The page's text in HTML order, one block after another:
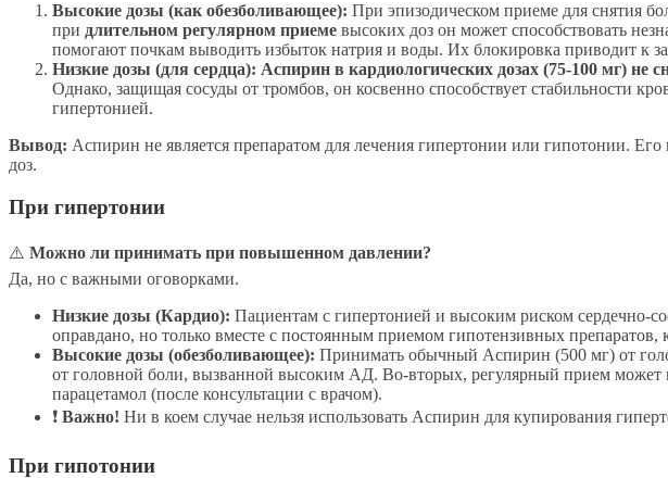
Высокие дозы (как обезболивающее): При эпизодическом приеме для снятия
при длительном регулярном приеме высоких доз он может способствовать
помогают почкам выводить избыток натрия и воды. Их блокировка приводит к
Низкие дозы (для сердца): Аспирин в кардиологических дозах (75-100 мг) не
Однако, защищая сосуды от тромбов, он косвенно способствует стабильности
гипертонией.
Вывод: Аспирин не является препаратом для лечения гипертонии или гипотонии.
доз.
При гипертонии
⚠️ Можно ли принимать при повышенном давлении?
Да, но с важными оговорками.
Низкие дозы (Кардио): Пациентам с гипертонией и высоким риском сердечно-
оправдано, но только вместе с постоянным приемом гипотензивных препаратов,
Высокие дозы (обезболивающее): Принимать обычный Аспирин (500 мг) от
от головной боли, вызванной высоким АД. Во-вторых, регулярный прием может
парацетамол (после консультации с врачом).
❗ Важно! Ни в коем случае нельзя использовать Аспирин для купирования
При гипотонии